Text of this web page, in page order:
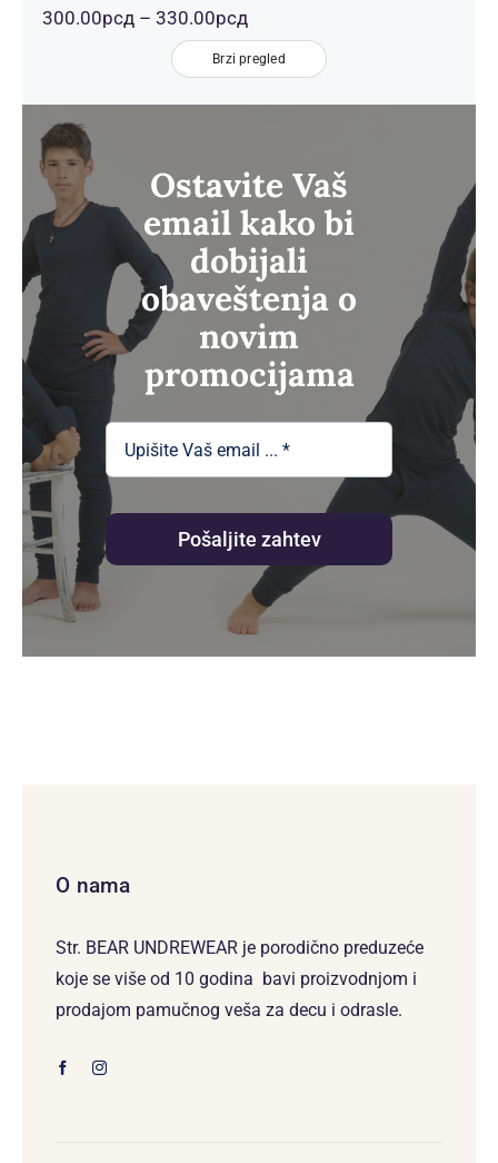
300.00рсд – 330.00рсдРаспон
цена:
од
300.00рсд
до
Brzi pregled
Ostavite Vaš
email kako bi
dobijali
obaveštenja o
novim
promocijama
Pošaljite zahtev
O nama
Str. BEAR UNDREWEAR je porodično preduzeće
koje se više od 10 godina bavi proizvodnjom i
prodajom pamučnog veša za decu i odrasle.